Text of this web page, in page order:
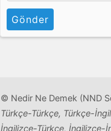
Gönder
© Nedir Ne Demek (NND
Türkçe-Türkçe, Türkçe-
İngilizce-Türkçe, İngilizce-